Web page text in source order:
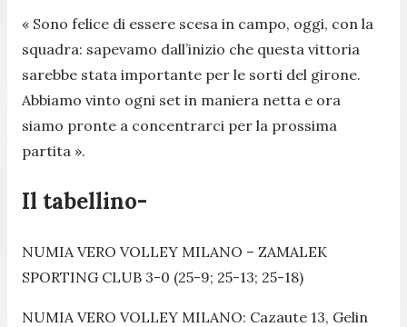
« Sono felice di essere scesa in campo, oggi, con la
squadra: sapevamo dall’inizio che questa vittoria
sarebbe stata importante per le sorti del girone.
Abbiamo vinto ogni set in maniera netta e ora
siamo pronte a concentrarci per la prossima
partita ».
Il tabellino-
NUMIA VERO VOLLEY MILANO – ZAMALEK
SPORTING CLUB 3-0 (25-9; 25-13; 25-18)
NUMIA VERO VOLLEY MILANO: Cazaute 13, Gelin